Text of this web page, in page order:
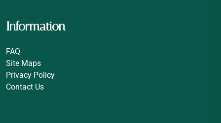
Information
FAQ
Site Maps
Privacy Policy
Contact Us